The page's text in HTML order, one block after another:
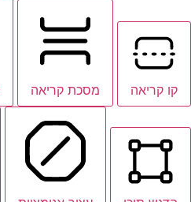
קו קריאה מסכת קריאה